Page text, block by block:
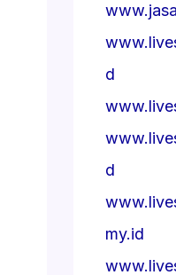
d
d
my.id